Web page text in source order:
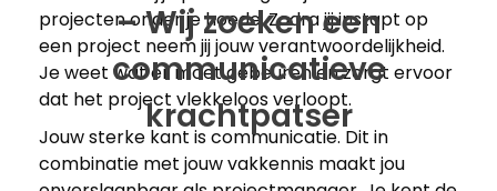
– Wij zoeken een
communicatieve
krachtpatser
projecten onder je hoede. Zodra jij instapt op
een project neem jij jouw verantwoordelijkheid.
Je weet wat er moet gebeuren en zorgt ervoor
dat het project vlekkeloos verloopt.
Jouw sterke kant is communicatie. Dit in
combinatie met jouw vakkennis maakt jou